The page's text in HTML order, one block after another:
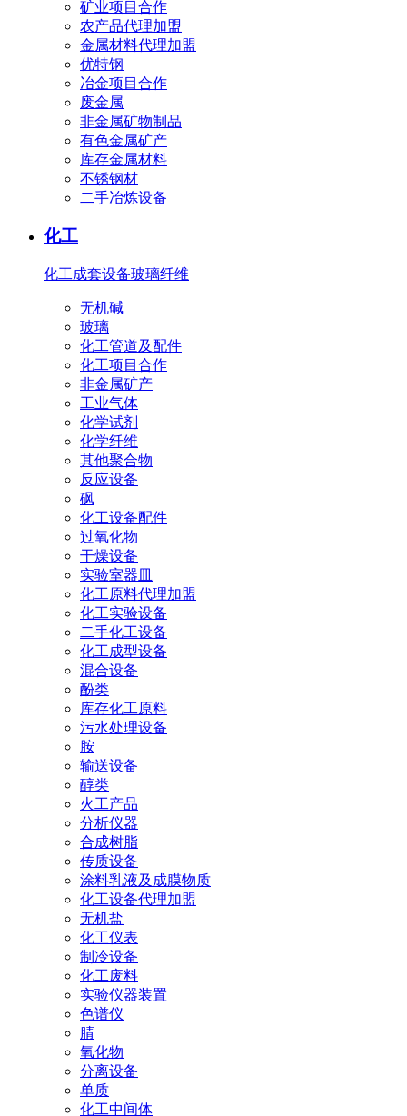
矿业项目合作
农产品代理加盟
金属材料代理加盟
优特钢
冶金项目合作
废金属
非金属矿物制品
有色金属矿产
库存金属材料
不锈钢材
二手冶炼设备
化工
化工成套设备玻璃纤维
无机碱
玻璃
化工管道及配件
化工项目合作
非金属矿产
工业气体
化学试剂
化学纤维
其他聚合物
反应设备
砜
化工设备配件
过氧化物
干燥设备
实验室器皿
化工原料代理加盟
化工实验设备
二手化工设备
化工成型设备
混合设备
酚类
库存化工原料
污水处理设备
胺
输送设备
醇类
火工产品
分析仪器
合成树脂
传质设备
涂料乳液及成膜物质
化工设备代理加盟
无机盐
化工仪表
制冷设备
化工废料
实验仪器装置
色谱仪
腈
氧化物
分离设备
单质
化工中间体